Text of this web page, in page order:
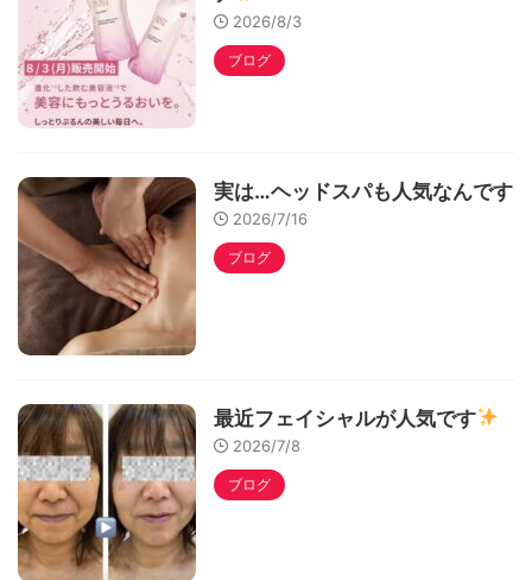
2026/8/3
ブログ
実は…ヘッドスパも人気なんです
2026/7/16
ブログ
最近フェイシャルが人気です
2026/7/8
ブログ